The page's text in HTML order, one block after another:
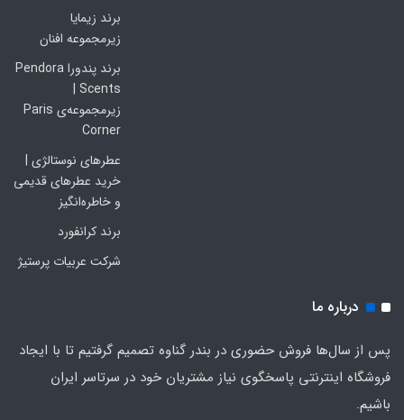
برند زیمایا
زیرمجموعه افنان
برند پندورا Pendora
Scents |
زیرمجموعه‌ی Paris
Corner
عطرهای نوستالژی |
خرید عطرهای قدیمی
و خاطره‌انگیز
برند کرانفورد
شرکت عربیات پرستیژ
درباره ما
پس از سال‌ها فروش حضوری در بندر گناوه تصمیم گرفتیم تا با ایجاد
فروشگاه اینترنتی پاسخگوی نیاز مشتریان خود در سرتاسر ایران
باشیم.